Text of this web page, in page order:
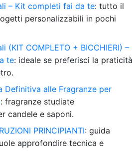
– Kit completi fai da te: tutto il
personalizzabili in pochi
(KIT COMPLETO + BICCHIERI) –
te: ideale se preferisci la praticità
Definitiva alle Fragranze per
: fragranze studiate
candele e saponi.
PRINCIPIANTI: guida
approfondire tecnica e